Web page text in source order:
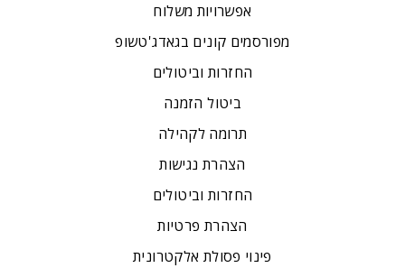
אפשרויות משלוח
מפורסמים קונים בגאדג'טשופ
החזרות וביטולים
ביטול הזמנה
תרומה לקהילה
הצהרת נגישות
החזרות וביטולים
הצהרת פרטיות
פינוי פסולת אלקטרונית